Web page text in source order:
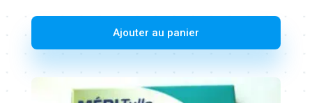
Ajouter au panier